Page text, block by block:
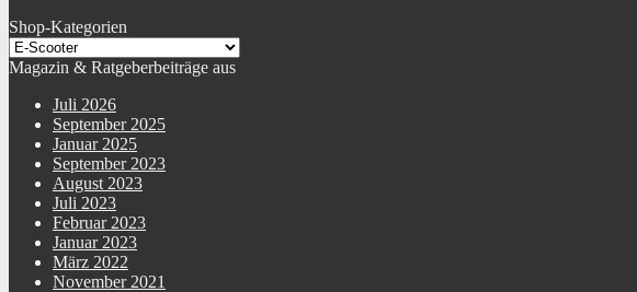
Shop-Kategorien
Magazin & Ratgeberbeiträge aus
Juli 2026
September 2025
Januar 2025
September 2023
August 2023
Juli 2023
Februar 2023
Januar 2023
März 2022
November 2021